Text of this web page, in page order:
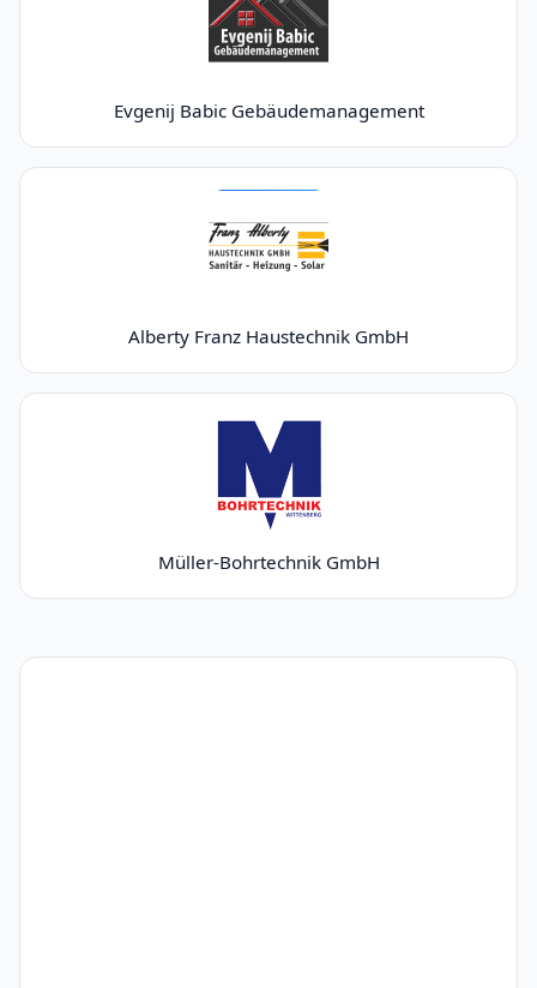
Evgenij Babic Gebäudemanagement
Alberty Franz Haustechnik GmbH
Müller-Bohrtechnik GmbH